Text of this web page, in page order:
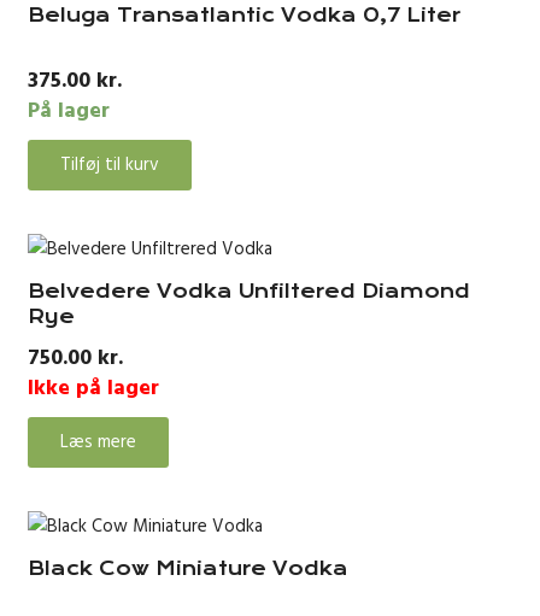
Beluga Transatlantic Vodka 0,7 Liter
375.00 kr.
På lager
Tilføj til kurv
Belvedere Vodka Unfiltered Diamond
Rye
750.00 kr.
Ikke på lager
Læs mere
Black Cow Miniature Vodka